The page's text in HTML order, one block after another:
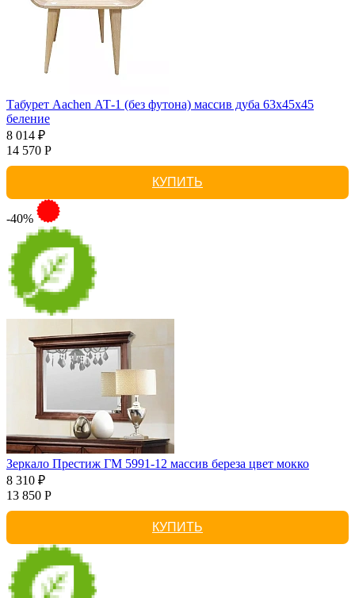
Табурет Aachen АТ-1 (без футона) массив дуба 63х45х45
беление
8 014 ₽
14 570 Р
КУПИТЬ
-40%
Зеркало Престиж ГМ 5991-12 массив береза цвет мокко
8 310 ₽
13 850 Р
КУПИТЬ